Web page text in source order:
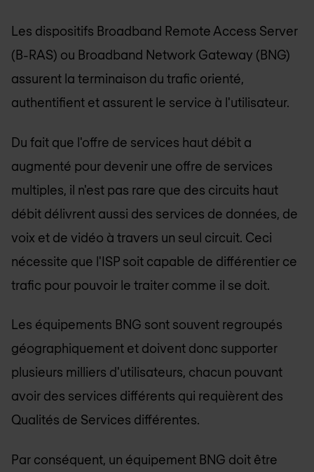
Les dispositifs Broadband Remote Access Server
(B-RAS) ou Broadband Network Gateway (BNG)
assurent la terminaison du trafic orienté,
authentifient et assurent le service à l'utilisateur.
Du fait que l'offre de services haut débit a
augmenté pour devenir une offre de services
multiples, il n'est pas rare que des circuits haut
débit délivrent aussi des services de données, de
voix et de vidéo à travers un seul circuit. Ceci
nécessite que l'ISP soit capable de différentier ce
trafic pour pouvoir le traiter comme il se doit.
Les équipements BNG sont souvent regroupés
géographiquement et doivent donc supporter
plusieurs milliers d'utilisateurs, chacun pouvant
avoir des services différents qui requièrent des
Qualités de Services différentes.
Par conséquent, un équipement BNG doit être